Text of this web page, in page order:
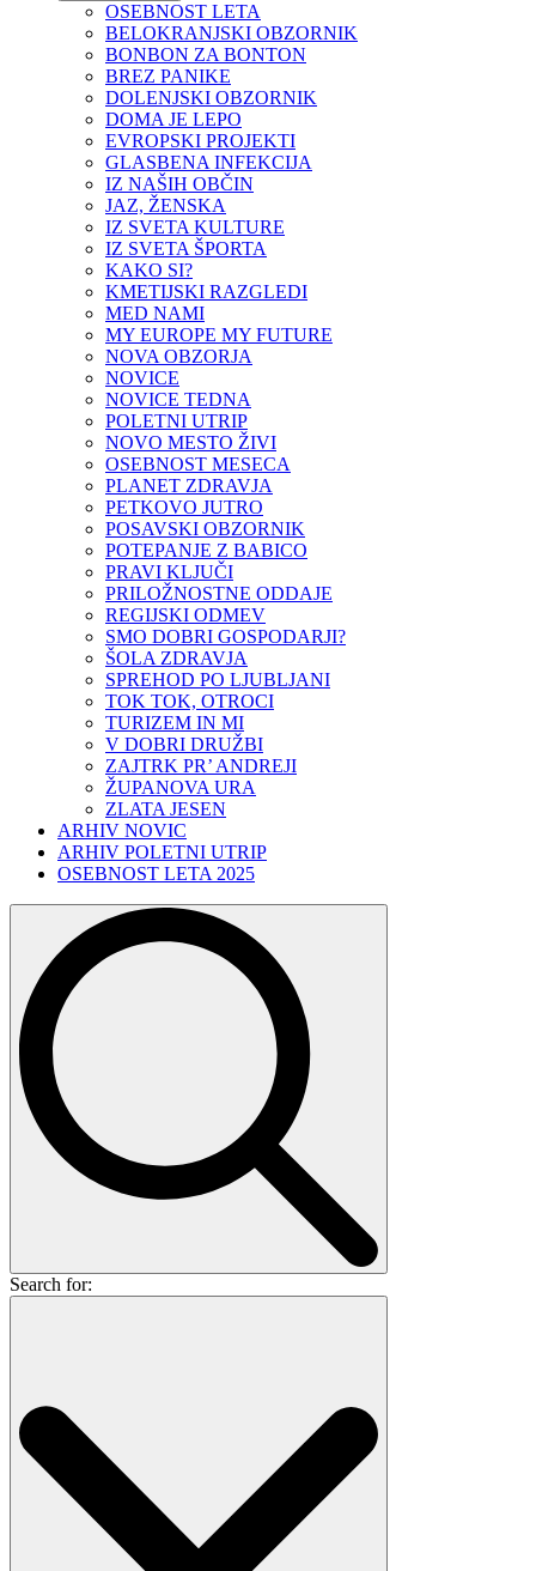
OSEBNOST LETA
BELOKRANJSKI OBZORNIK
BONBON ZA BONTON
BREZ PANIKE
DOLENJSKI OBZORNIK
DOMA JE LEPO
EVROPSKI PROJEKTI
GLASBENA INFEKCIJA
IZ NAŠIH OBČIN
JAZ, ŽENSKA
IZ SVETA KULTURE
IZ SVETA ŠPORTA
KAKO SI?
KMETIJSKI RAZGLEDI
MED NAMI
MY EUROPE MY FUTURE
NOVA OBZORJA
NOVICE
NOVICE TEDNA
POLETNI UTRIP
NOVO MESTO ŽIVI
OSEBNOST MESECA
PLANET ZDRAVJA
PETKOVO JUTRO
POSAVSKI OBZORNIK
POTEPANJE Z BABICO
PRAVI KLJUČI
PRILOŽNOSTNE ODDAJE
REGIJSKI ODMEV
SMO DOBRI GOSPODARJI?
ŠOLA ZDRAVJA
SPREHOD PO LJUBLJANI
TOK TOK, OTROCI
TURIZEM IN MI
V DOBRI DRUŽBI
ZAJTRK PR’ ANDREJI
ŽUPANOVA URA
ZLATA JESEN
ARHIV NOVIC
ARHIV POLETNI UTRIP
OSEBNOST LETA 2025
Search for: